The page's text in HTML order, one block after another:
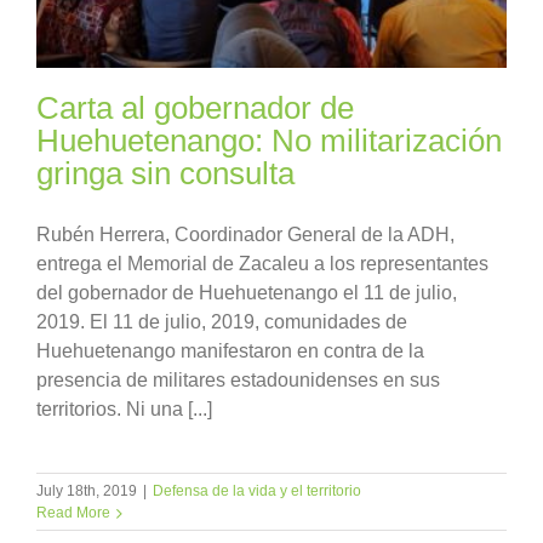
Carta al gobernador de
Huehuetenango: No militarización
gringa sin consulta
Rubén Herrera, Coordinador General de la ADH,
entrega el Memorial de Zacaleu a los representantes
del gobernador de Huehuetenango el 11 de julio,
2019. El 11 de julio, 2019, comunidades de
Huehuetenango manifestaron en contra de la
presencia de militares estadounidenses en sus
territorios. Ni una [...]
July 18th, 2019 | Defensa de la vida y el territorio
Read More